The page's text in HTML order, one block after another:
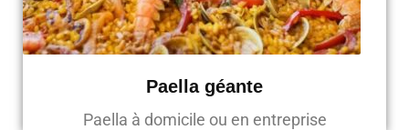
Paella géante
Paella à domicile ou en entreprise